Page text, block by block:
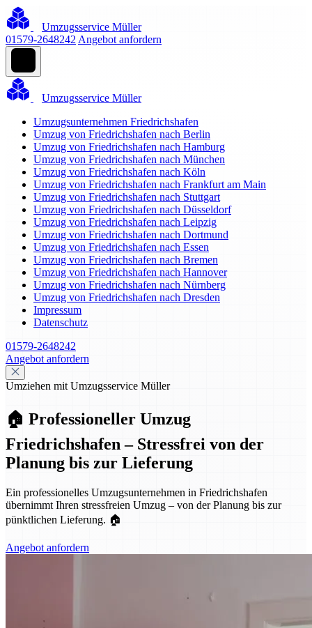
Umzugsservice Müller
01579-2648242 Angebot anfordern
Umzugsservice Müller
Umzugsunternehmen Friedrichshafen
Umzug von Friedrichshafen nach Berlin
Umzug von Friedrichshafen nach Hamburg
Umzug von Friedrichshafen nach München
Umzug von Friedrichshafen nach Köln
Umzug von Friedrichshafen nach Frankfurt am Main
Umzug von Friedrichshafen nach Stuttgart
Umzug von Friedrichshafen nach Düsseldorf
Umzug von Friedrichshafen nach Leipzig
Umzug von Friedrichshafen nach Dortmund
Umzug von Friedrichshafen nach Essen
Umzug von Friedrichshafen nach Bremen
Umzug von Friedrichshafen nach Hannover
Umzug von Friedrichshafen nach Nürnberg
Umzug von Friedrichshafen nach Dresden
Impressum
Datenschutz
01579-2648242
Angebot anfordern
Umziehen mit Umzugsservice Müller
🏠 Professioneller Umzug
Friedrichshafen – Stressfrei von der
Planung bis zur Lieferung
Ein professionelles Umzugsunternehmen in Friedrichshafen
übernimmt Ihren stressfreien Umzug – von der Planung bis zur
pünktlichen Lieferung. 🏠
Angebot anfordern